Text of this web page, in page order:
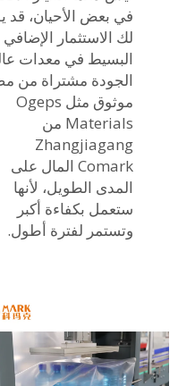
في بعض الأحيان، قد يوفر
لك الاستثمار الإضافي
البسيط في معدات عالية
الجودة مشتراة من مصدر
موثوق مثل Ogeps
Materials من
Zhangjiagang
Comark المال على
المدى الطويل، لأنها
ستعمل بكفاءة أكبر
وتستمر لفترة أطول.